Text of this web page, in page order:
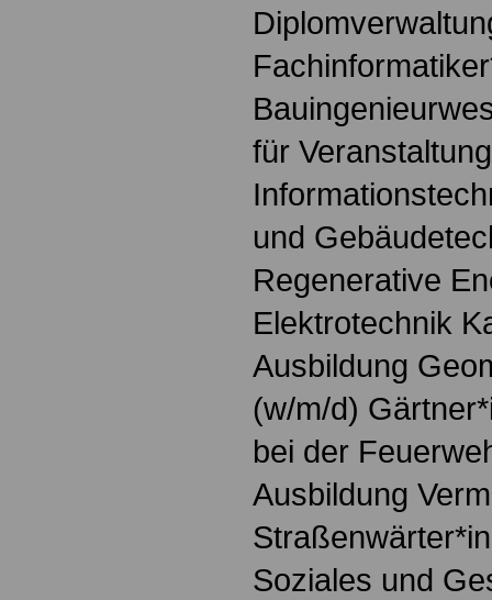
für
und
Regenerative
Elektrotechnik
Ausbildung
(w/m/d)
bei der
Ausbildung
Soziales und